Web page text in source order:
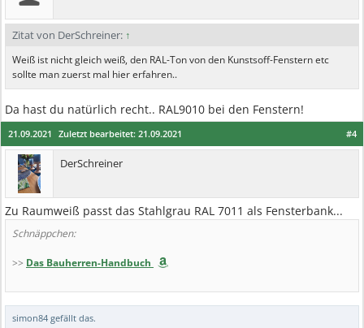
Zitat von DerSchreiner: ↑
Weiß ist nicht gleich weiß, den RAL-Ton von den Kunstsoff-Fenstern etc
sollte man zuerst mal hier erfahren..
Da hast du natürlich recht.. RAL9010 bei den Fenstern!
#4
21.09.2021 Zuletzt bearbeitet: 21.09.2021
DerSchreiner
Zu Raumweiß passt das Stahlgrau RAL 7011 als Fensterbank...
Schnäppchen:
>> Das Bauherren-Handbuch
simon84 gefällt das.